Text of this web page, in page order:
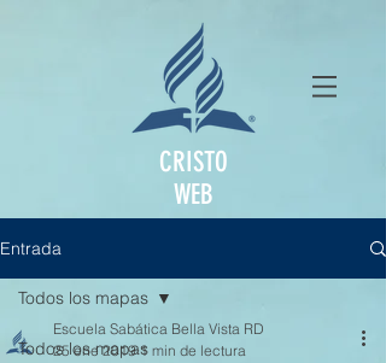
CRISTO
WEB
Entrada
Todos los mapas
Todos los mapas
Escuela Sabática Bella Vista RD
25 ene 2019 1 min de lectura